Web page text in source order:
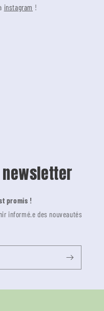
instagram !
promis !
informé.e des nouveautés